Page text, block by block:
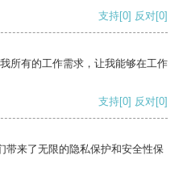
支持[0] 反对[0]
所有的工作需求，让我能够在工作
支持[0] 反对[0]
带来了无限的隐私保护和安全性保